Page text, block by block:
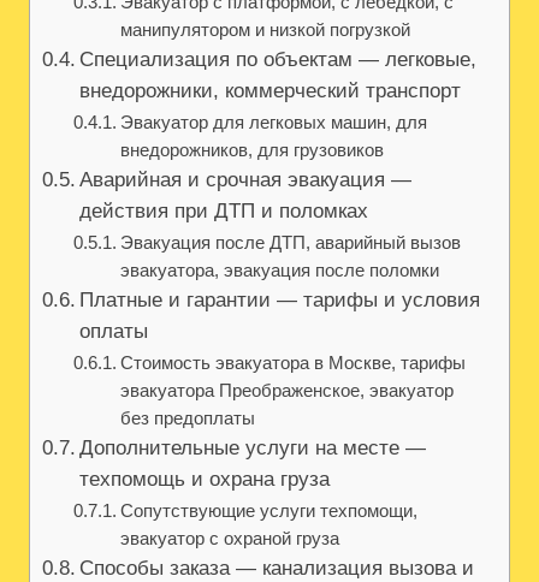
манипулятором и низкой погрузкой
Специализация по объектам — легковые,
внедорожники, коммерческий транспорт
Эвакуатор для легковых машин, для
внедорожников, для грузовиков
Аварийная и срочная эвакуация —
действия при ДТП и поломках
Эвакуация после ДТП, аварийный вызов
эвакуатора, эвакуация после поломки
Платные и гарантии — тарифы и условия
оплаты
Стоимость эвакуатора в Москве, тарифы
эвакуатора Преображенское, эвакуатор
без предоплаты
Дополнительные услуги на месте —
техпомощь и охрана груза
Сопутствующие услуги техпомощи,
эвакуатор с охраной груза
Способы заказа — канализация вызова и